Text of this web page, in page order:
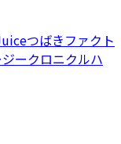
つばきファクト
ークロニクルハ